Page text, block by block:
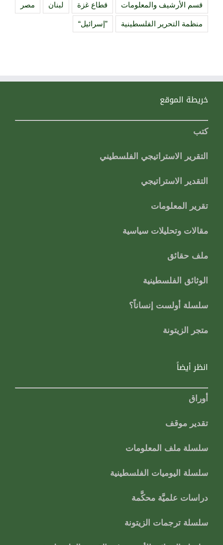
قسم الأرشيف والمعلومات قطاع غزة لبنان مصر
منظمة التحرير الفلسطينية ”إسرائيل“
خريطة الموقع
كتب
التقرير الاستراتيجي الفلسطيني
التقدير الاستراتيجي
تقرير المعلومات
مقالات وتحليلات سياسية
ملف حقائق
الوثائق الفلسطينية
سلسلة أولست إنساناً؟
متجر الزيتونة
انظر أيضاً
أوراق
تقدير موقف
سلسلة ملف المعلومات
سلسلة اليوميات الفلسطينية
دراسات علميَّة محكَّمة
سلسلة ترجمات الزيتونة